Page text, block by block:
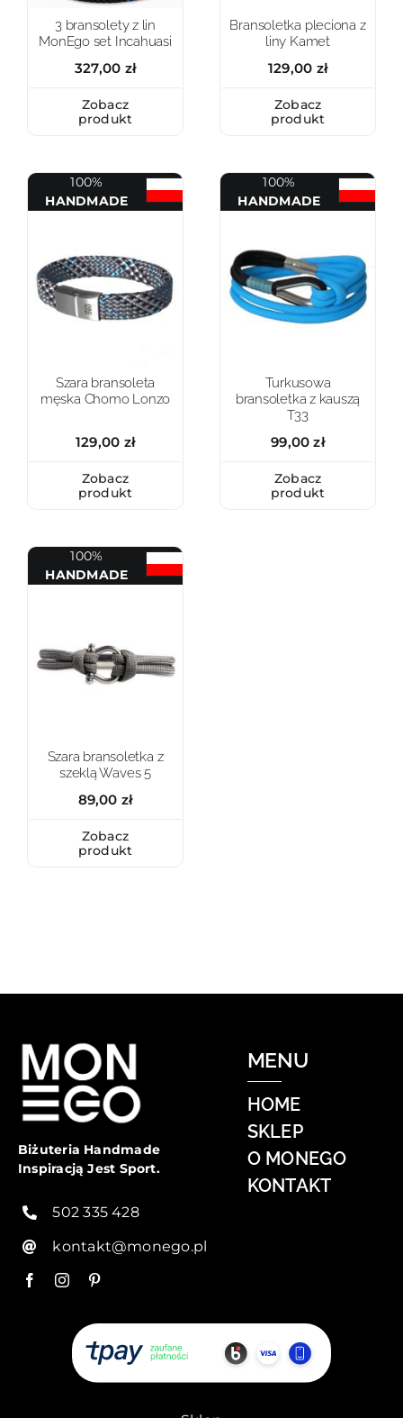
3 bransolety z lin
MonEgo set Incahuasi
327,00 zł
Zobacz
produkt
Bransoletka pleciona z
liny Kamet
129,00 zł
Zobacz
produkt
100%
HANDMADE
Szara bransoleta
męska Chomo Lonzo
129,00 zł
Zobacz
produkt
100%
HANDMADE
Turkusowa
bransoletka z kauszą
T33
99,00zł
Zobacz
produkt
100%
HANDMADE
Szara bransoletka z
szeklą Waves 5
89,00 zł
Zobacz
produkt
Biżuteria Handmade
Inspiracją Jest Sport.
502 335 428
kontakt@monego.pl
MENU
HOME
SKLEP
O MONEGO
KONTAKT